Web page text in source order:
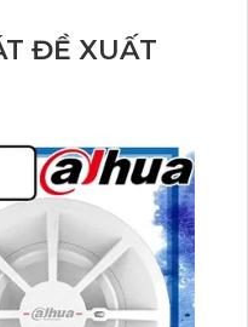
ĐỀ XUẤT